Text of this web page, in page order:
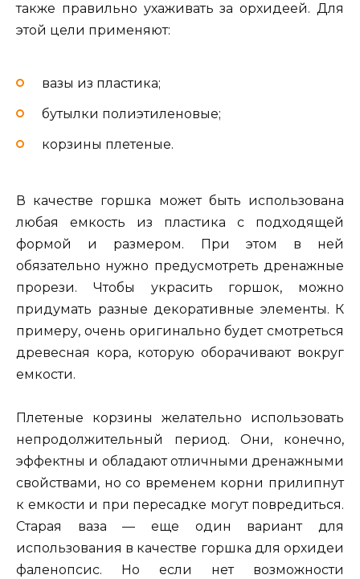
также правильно ухаживать за орхидеей. Для
этой цели применяют:
вазы из пластика;
бутылки полиэтиленовые;
корзины плетеные.
В качестве горшка может быть использована
любая емкость из пластика с подходящей
формой и размером. При этом в ней
обязательно нужно предусмотреть дренажные
прорези. Чтобы украсить горшок, можно
придумать разные декоративные элементы. К
примеру, очень оригинально будет смотреться
древесная кора, которую оборачивают вокруг
емкости.
Плетеные корзины желательно использовать
непродолжительный период. Они, конечно,
эффектны и обладают отличными дренажными
свойствами, но со временем корни прилипнут
к емкости и при пересадке могут повредиться.
Старая ваза — еще один вариант для
использования в качестве горшка для орхидеи
фаленопсис. Но если нет возможности